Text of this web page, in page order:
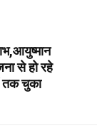
से हो रहे
तक चुका